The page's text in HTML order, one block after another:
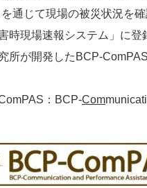
通じて現場の被災状況を
時現場速報システム」に登
所が開発したBCP-ComPAS
：BCP-Com